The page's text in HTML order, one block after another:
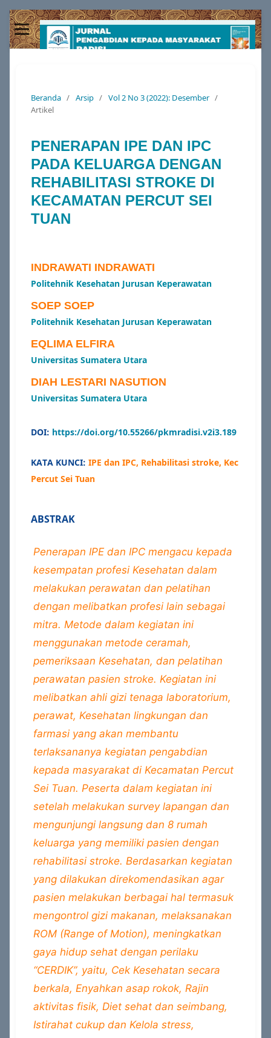
Beranda / Arsip / Vol 2 No 3 (2022): Desember /
Artikel
PENERAPAN IPE DAN IPC
PADA KELUARGA DENGAN
REHABILITASI STROKE DI
KECAMATAN PERCUT SEI
TUAN
INDRAWATI INDRAWATI
Politehnik Kesehatan Jurusan Keperawatan
SOEP SOEP
Politehnik Kesehatan Jurusan Keperawatan
EQLIMA ELFIRA
Universitas Sumatera Utara
DIAH LESTARI NASUTION
Universitas Sumatera Utara
DOI: https://doi.org/10.55266/pkmradisi.v2i3.189
KATA KUNCI: IPE dan IPC, Rehabilitasi stroke, Kec
Percut Sei Tuan
ABSTRAK
Penerapan IPE dan IPC mengacu kepada
kesempatan profesi Kesehatan dalam
melakukan perawatan dan pelatihan
dengan melibatkan profesi lain sebagai
mitra. Metode dalam kegiatan ini
menggunakan metode ceramah,
pemeriksaan Kesehatan, dan pelatihan
perawatan pasien stroke. Kegiatan ini
melibatkan ahli gizi tenaga laboratorium,
perawat, Kesehatan lingkungan dan
farmasi yang akan membantu
terlaksananya kegiatan pengabdian
kepada masyarakat di Kecamatan Percut
Sei Tuan. Peserta dalam kegiatan ini
setelah melakukan survey lapangan dan
mengunjungi langsung dan 8 rumah
keluarga yang memiliki pasien dengan
rehabilitasi stroke. Berdasarkan kegiatan
yang dilakukan direkomendasikan agar
pasien melakukan berbagai hal termasuk
mengontrol gizi makanan, melaksanakan
ROM (Range of Motion), meningkatkan
gaya hidup sehat dengan perilaku
“CERDIK”, yaitu, Cek Kesehatan secara
berkala, Enyahkan asap rokok, Rajin
aktivitas fisik, Diet sehat dan seimbang,
Istirahat cukup dan Kelola stress,